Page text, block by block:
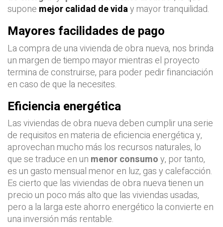
supone mejor calidad de viday mayor tranquilidad.
Mayores facilidades de pago
La compra de una vivienda de obra nueva, nos brinda
un margen de tiempo mayor mientras el proyecto
termina de construirse, para poder pedir financiación
en caso de que la necesites.
Eficiencia energética
Las viviendas de obra nueva deben cumplir una serie
de requisitos en materia de eficiencia energética y,
aprovechan mucho más los recursos naturales, lo
que se traduce en un menor consumoy, por tanto,
es un gasto mensual menor en luz, gas y calefacción.
Es cierto que las viviendas de obra nueva tienen un
precio un poco más alto que las viviendas usadas,
pero a la larga este ahorro energético la convierte en
una inversión más rentable.